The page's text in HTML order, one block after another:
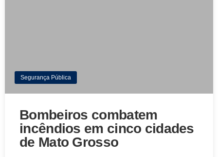
Segurança Pública
Bombeiros combatem
incêndios em cinco cidades
de Mato Grosso